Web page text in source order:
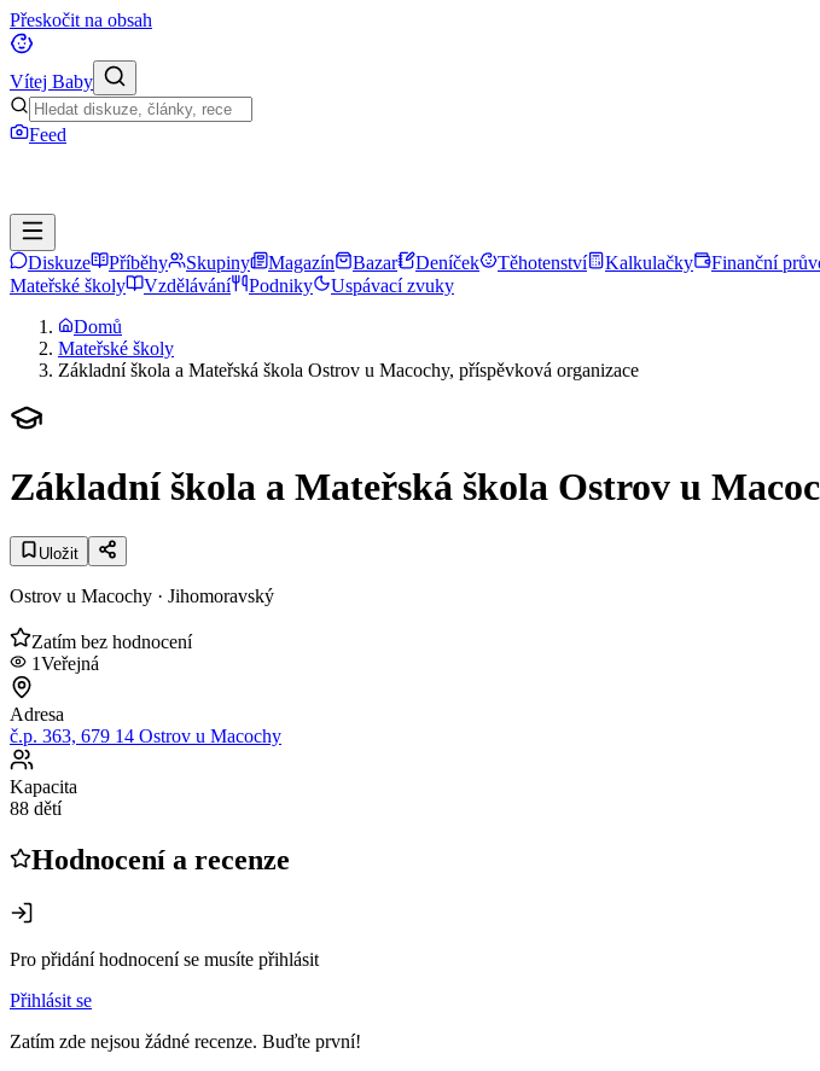
Přeskočit na obsah
Vítej Baby
Feed
Diskuze Příběhy Skupiny Magazín Bazar Deníček Těhotenství Kalkulačky Finanční
Mateřské školy
Vzdělávání Podniky
Uspávací zvuky
Domů
Mateřské školy
Základní škola a Mateřská škola Ostrov u Macochy, příspěvková organizace
Základní škola a Mateřská škola Ostrov u
Uložit
Ostrov u Macochy · Jihomoravský
Zatím bez hodnocení
1Veřejná
Adresa
č.p. 363, 679 14 Ostrov u Macochy
Kapacita
88 dětí
Hodnocení a recenze
Pro přidání hodnocení se musíte přihlásit
Přihlásit se
Zatím zde nejsou žádné recenze. Buďte první!